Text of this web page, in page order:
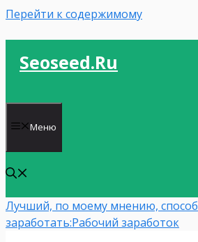
Перейти к содержимому
Seoseed.ru
Меню
Лучший, по моему мнению, способ
заработать:Рабочий заработок